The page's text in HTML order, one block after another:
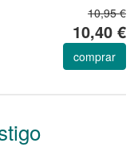
10,95 €
10,40 €
comprar